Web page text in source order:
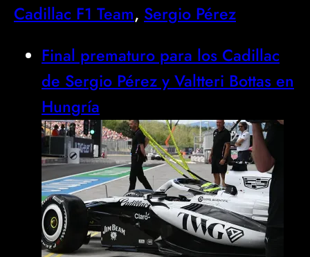
Cadillac F1 Team, Sergio Pérez
Final prematuro para los Cadillac
de Sergio Pérez y Valtteri Bottas en
Hungría